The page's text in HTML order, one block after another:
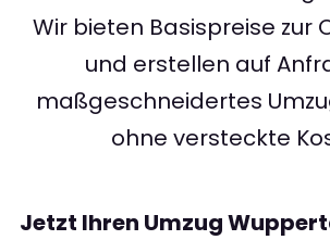
Wir bieten Basispreise zur
und erstellen auf
maßgeschneidertes
ohne versteckte
Jetzt Ihren Umzug